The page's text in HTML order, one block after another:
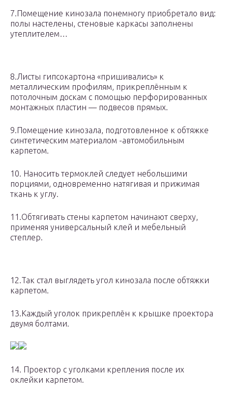
7.Помещение кинозала понемногу приобретало вид:
полы настелены, стеновые каркасы заполнены
утеплителем…
8.Листы гипсокартона «пришивались» к
металлическим профилям, прикреплённым к
потолочным доскам с помощью перфорированных
монтажных пластин — подвесов прямых.
9.Помещение кинозала, подготовленное к обтяжке
синтетическим материалом -автомобильным
карпетом.
10. Наносить термоклей следует небольшими
порциями, одновременно натягивая и прижимая
ткань к углу.
11.Обтягивать стены карпетом начинают сверху,
применяя универсальный клей и мебельный
степлер.
12.Так стал выглядеть угол кинозала после обтяжки
карпетом.
13.Каждый уголок прикреплён к крышке проектора
двумя болтами.
14. Проектор с уголками крепления после их
оклейки карпетом.